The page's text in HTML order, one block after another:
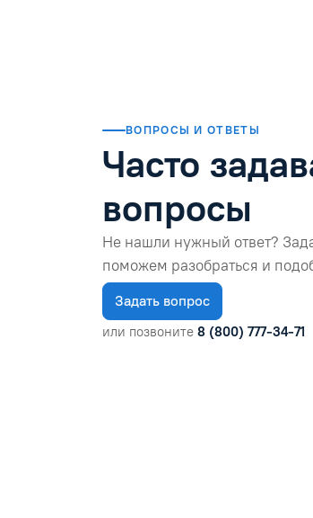
ВОПРОСЫ И ОТВЕТЫ
Часто
вопросы
Не нашли нужный ответ?
поможем разобраться и
Задать вопрос
или позвоните 8 (800) 777-34-71